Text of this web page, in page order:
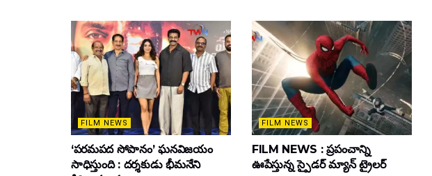
FILM NEWS
‘పరమపద సోపానం’ ఘనవిజయం
సాధిస్తుంది : దర్శకుడు భీమనేని
FILM NEWS
FILM NEWS : ప్రపంచాన్ని
ఊపేస్తున్న స్పైడర్ మ్యాన్ ట్రైలర్